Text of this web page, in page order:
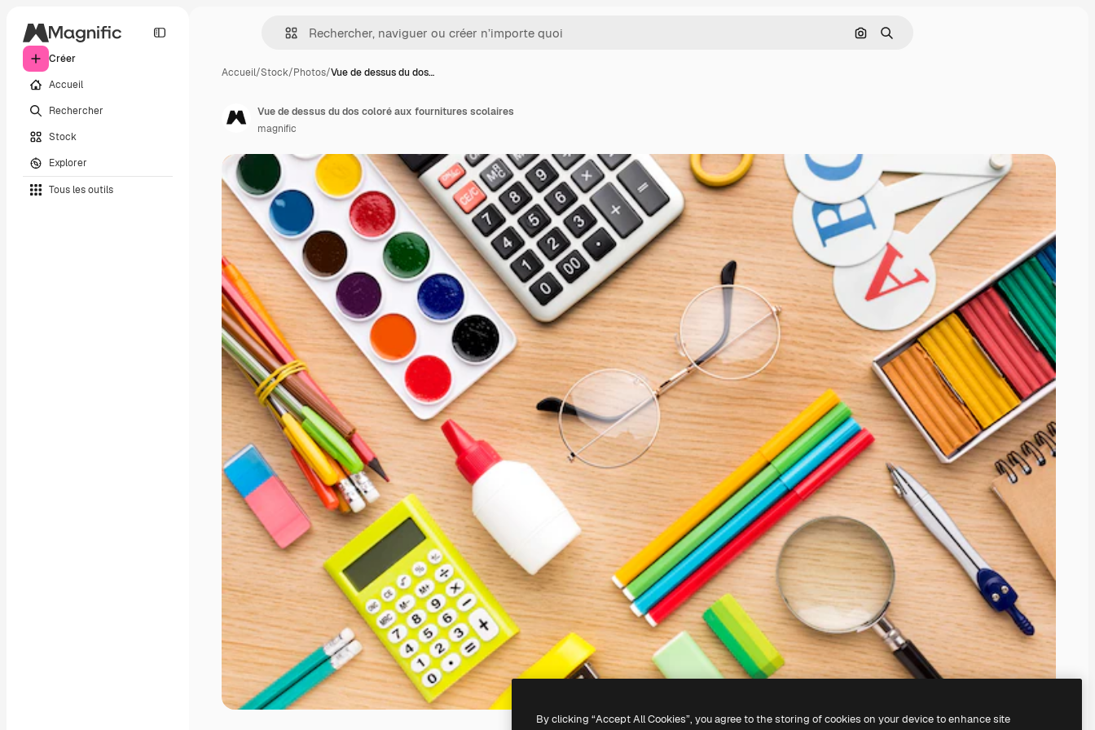
Créer
Accueil
Rechercher
Stock
Explorer
Tous les outils
Rechercher par image
Rechercher
Accueil/Stock/Photos/Vue de dessus du dos…
Vue de dessus du dos coloré aux fournitures scolaires
magnific
By clicking “Accept All Cookies”, you agree to the storing of cookies on your device to enhance site